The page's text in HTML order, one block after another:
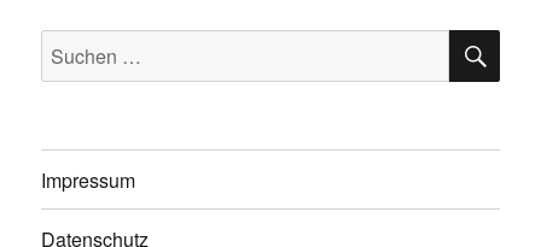
Suchen
nach:
Impressum
Datenschutz